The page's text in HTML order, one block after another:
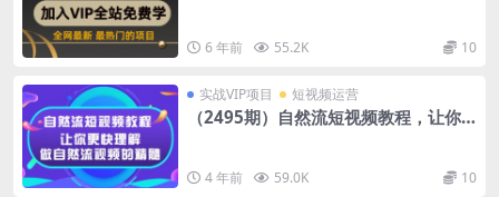
6 年前 55.2K 10
实战VIP项目 短视频运营
（2495期）自然流短视频教程，让你
4 年前 59.0K 10